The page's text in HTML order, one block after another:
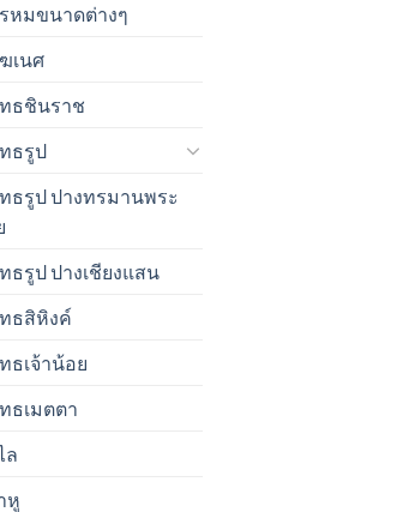
หมขนาดต่างๆ
เนศ
ธชินราช
ธรูป
ธรูป ปางทรมานพระ
ธรูป ปางเชียงแสน
ธสิหิงค์
ธเจ้าน้อย
ธเมตตา
ล
หู